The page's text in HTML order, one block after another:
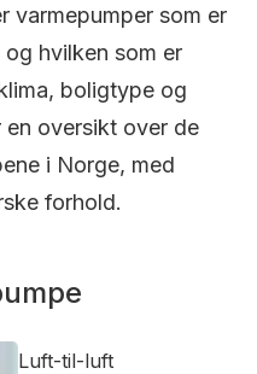
varmepumper som er
hvilken som er
boligtype og
en oversikt over de
i Norge, med
forhold.
Luft-til-luft